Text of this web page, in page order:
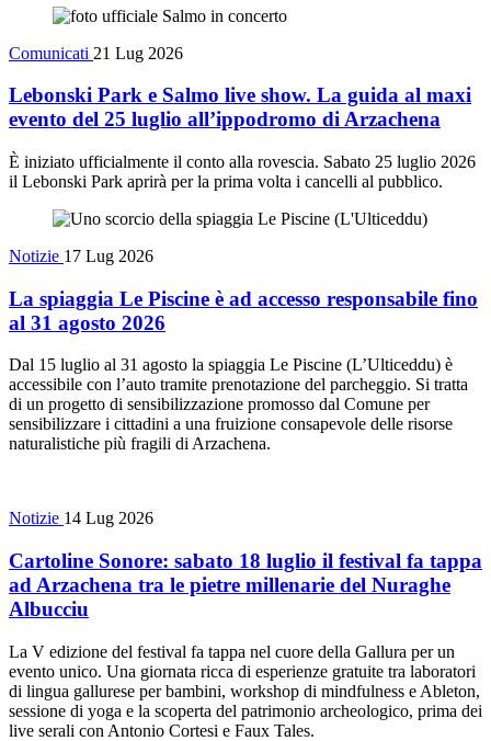
Comunicati 21 Lug 2026
Lebonski Park e Salmo live show. La guida al maxi
evento del 25 luglio all’ippodromo di Arzachena
È iniziato ufficialmente il conto alla rovescia. Sabato 25 luglio 2026
il Lebonski Park aprirà per la prima volta i cancelli al pubblico.
Notizie 17 Lug 2026
La spiaggia Le Piscine è ad accesso responsabile fino
al 31 agosto 2026
Dal 15 luglio al 31 agosto la spiaggia Le Piscine (L’Ulticeddu) è
accessibile con l’auto tramite prenotazione del parcheggio. Si tratta
di un progetto di sensibilizzazione promosso dal Comune per
sensibilizzare i cittadini a una fruizione consapevole delle risorse
naturalistiche più fragili di Arzachena.
Notizie 14 Lug 2026
Cartoline Sonore: sabato 18 luglio il festival fa tappa
ad Arzachena tra le pietre millenarie del Nuraghe
Albucciu
La V edizione del festival fa tappa nel cuore della Gallura per un
evento unico. Una giornata ricca di esperienze gratuite tra laboratori
di lingua gallurese per bambini, workshop di mindfulness e Ableton,
sessione di yoga e la scoperta del patrimonio archeologico, prima dei
live serali con Antonio Cortesi e Faux Tales.